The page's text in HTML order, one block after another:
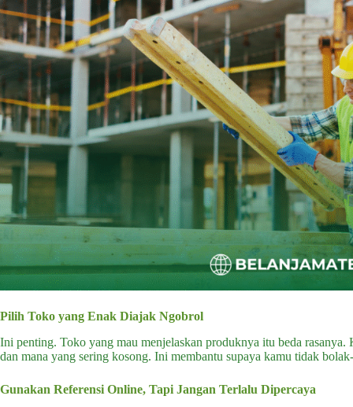
Pilih Toko yang Enak Diajak Ngobrol
Ini penting. Toko yang mau menjelaskan produknya itu beda
dan mana yang sering kosong. Ini membantu supaya kamu tidak
Gunakan Referensi Online, Tapi Jangan Terlalu Dipercaya